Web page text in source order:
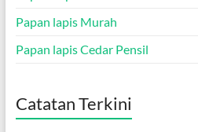
Papan lapis Murah
Papan lapis Cedar Pensil
Catatan Terkini